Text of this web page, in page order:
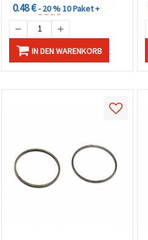
0.48 €- 20 %10 Paket +
IN DEN WARENKORB